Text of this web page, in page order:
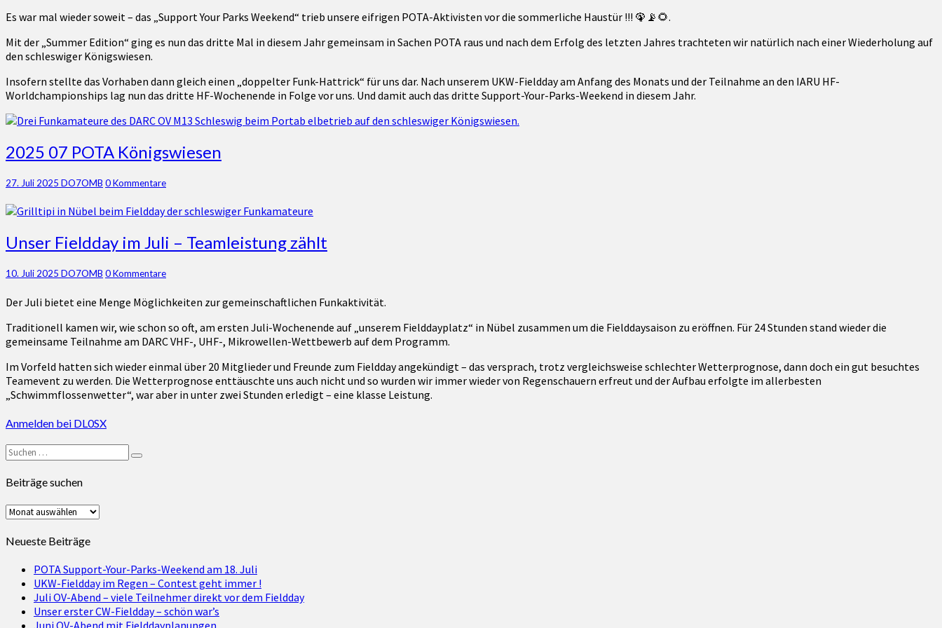
POTA
Königswiesen
Es war mal wieder soweit – das „Support Your Parks Weekend“ trieb unsere eifrigen POTA-Aktivisten vor die sommerliche Haustür !!! 🦚📡🌻.
Mit der „Summer Edition“ ging es nun das dritte Mal in diesem Jahr gemeinsam in Sachen POTA raus und nach dem Erfolg des letzten Jahres trachteten wir natürlich nach einer Wiederholung auf
den schleswiger Königswiesen.
Insofern stellte das Vorhaben dann gleich einen „doppelter Funk-Hattrick“ für uns dar. Nach unserem UKW-Fieldday am Anfang des Monats und der Teilnahme an den IARU HF-
Worldchampionships lag nun das dritte HF-Wochenende in Folge vor uns. Und damit auch das dritte Support-Your-Parks-Weekend in diesem Jahr.
2025
07
POTA
Königswiesen
2025 07 POTA Königswiesen
27. Juli 2025 DO7OMB Kommentare
0 Kommentare
Unser
Fieldday
im
Juli
Teamleistung
zählt
Unser Fieldday im Juli – Teamleistung zählt
10. Juli 2025 DO7OMB Kommentare
0 Kommentare
Der Juli bietet eine Menge Möglichkeiten zur gemeinschaftlichen Funkaktivität.
Traditionell kamen wir, wie schon so oft, am ersten Juli-Wochenende auf „unserem Fielddayplatz“ in Nübel zusammen um die Fielddaysaison zu eröffnen. Für 24 Stunden stand wieder die
gemeinsame Teilnahme am DARC VHF-, UHF-, Mikrowellen-Wettbewerb auf dem Programm.
Im Vorfeld hatten sich wieder einmal über 20 Mitglieder und Freunde zum Fieldday angekündigt – das versprach, trotz vergleichsweise schlechter Wetterprognose, dann doch ein gut besuchtes
Teamevent zu werden. Die Wetterprognose enttäuschte uns auch nicht und so wurden wir immer wieder von Regenschauern erfreut und der Aufbau erfolgte im allerbesten
„Schwimmflossenwetter“, war aber in unter zwei Stunden erledigt – eine klasse Leistung.
Anmelden bei DL0SX
Suchen
nach:
Suchen
Beiträge suchen
Beiträge
suchen
Neueste Beiträge
POTA Support-Your-Parks-Weekend am 18. Juli
UKW-Fieldday im Regen – Contest geht immer !
Juli OV-Abend – viele Teilnehmer direkt vor dem Fieldday
Unser erster CW-Fieldday – schön war’s